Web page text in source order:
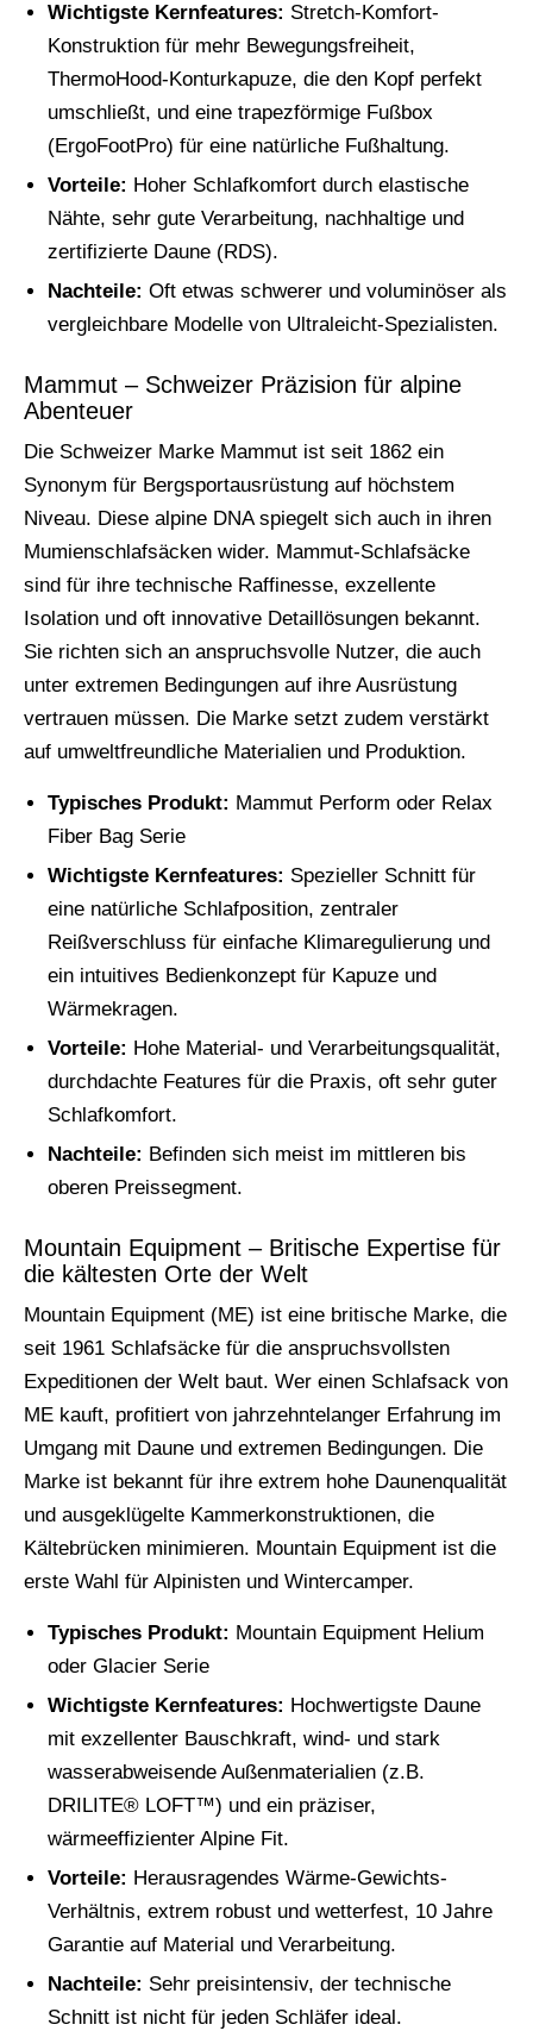
Wichtigste Kernfeatures: Stretch-Komfort-
Konstruktion für mehr Bewegungsfreiheit,
ThermoHood-Konturkapuze, die den Kopf perfekt
umschließt, und eine trapezförmige Fußbox
(ErgoFootPro) für eine natürliche Fußhaltung.
Vorteile: Hoher Schlafkomfort durch elastische
Nähte, sehr gute Verarbeitung, nachhaltige und
zertifizierte Daune (RDS).
Nachteile: Oft etwas schwerer und voluminöser als
vergleichbare Modelle von Ultraleicht-Spezialisten.
Mammut – Schweizer Präzision für alpine
Abenteuer
Die Schweizer Marke Mammut ist seit 1862 ein
Synonym für Bergsportausrüstung auf höchstem
Niveau. Diese alpine DNA spiegelt sich auch in ihren
Mumienschlafsäcken wider. Mammut-Schlafsäcke
sind für ihre technische Raffinesse, exzellente
Isolation und oft innovative Detaillösungen bekannt.
Sie richten sich an anspruchsvolle Nutzer, die auch
unter extremen Bedingungen auf ihre Ausrüstung
vertrauen müssen. Die Marke setzt zudem verstärkt
auf umweltfreundliche Materialien und Produktion.
Typisches Produkt: Mammut Perform oder Relax
Fiber Bag Serie
Wichtigste Kernfeatures: Spezieller Schnitt für
eine natürliche Schlafposition, zentraler
Reißverschluss für einfache Klimaregulierung und
ein intuitives Bedienkonzept für Kapuze und
Wärmekragen.
Vorteile: Hohe Material- und Verarbeitungsqualität,
durchdachte Features für die Praxis, oft sehr guter
Schlafkomfort.
Nachteile: Befinden sich meist im mittleren bis
oberen Preissegment.
Mountain Equipment – Britische Expertise für
die kältesten Orte der Welt
Mountain Equipment (ME) ist eine britische Marke, die
seit 1961 Schlafsäcke für die anspruchsvollsten
Expeditionen der Welt baut. Wer einen Schlafsack von
ME kauft, profitiert von jahrzehntelanger Erfahrung im
Umgang mit Daune und extremen Bedingungen. Die
Marke ist bekannt für ihre extrem hohe Daunenqualität
und ausgeklügelte Kammerkonstruktionen, die
Kältebrücken minimieren. Mountain Equipment ist die
erste Wahl für Alpinisten und Wintercamper.
Typisches Produkt: Mountain Equipment Helium
oder Glacier Serie
Wichtigste Kernfeatures: Hochwertigste Daune
mit exzellenter Bauschkraft, wind- und stark
wasserabweisende Außenmaterialien (z.B.
DRILITE® LOFT™) und ein präziser,
wärmeeffizienter Alpine Fit.
Vorteile: Herausragendes Wärme-Gewichts-
Verhältnis, extrem robust und wetterfest, 10 Jahre
Garantie auf Material und Verarbeitung.
Nachteile: Sehr preisintensiv, der technische
Schnitt ist nicht für jeden Schläfer ideal.